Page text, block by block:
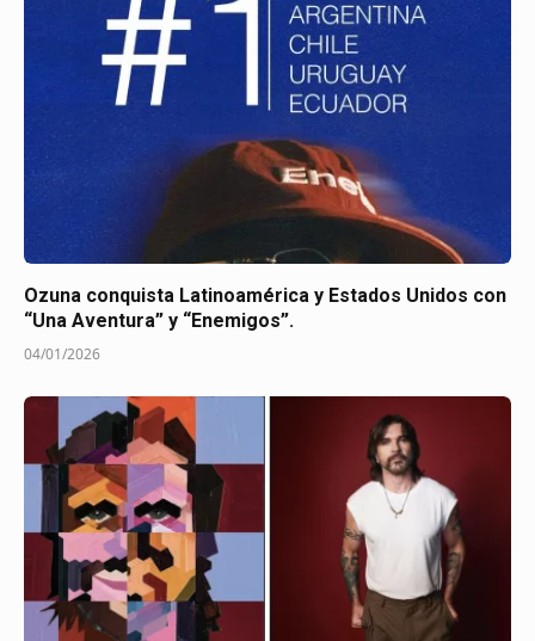
Ozuna conquista Latinoamérica y Estados Unidos con
“Una Aventura” y “Enemigos”.
04/01/2026